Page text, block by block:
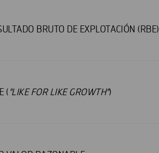
BRUTO DE EXPLOTACIÓN (RBE)
( "LIKE FOR LIKE GROWTH")